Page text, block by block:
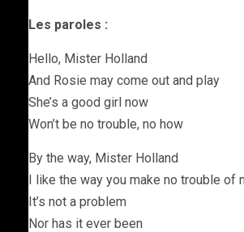
Les paroles :
Hello, Mister Holland
And Rosie may come out and play
She’s a good girl now
Won’t be no trouble, no how
By the way, Mister Holland
I like the way you make no trouble of
It’s not a problem
Nor has it ever been